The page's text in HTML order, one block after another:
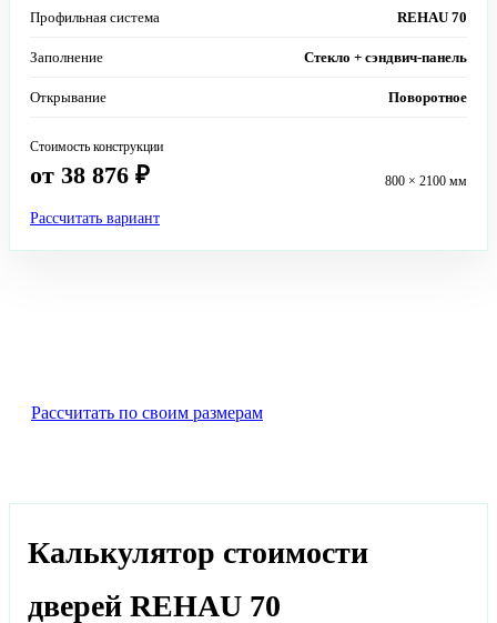
Профильная система REHAU 70
Заполнение Стекло + сэндвич-панель
Открывание Поворотное
Стоимость конструкции
от 38 876 ₽ 800 × 2100 мм
Рассчитать вариант
Рассчитать по своим размерам
Калькулятор стоимости
дверей REHAU 70